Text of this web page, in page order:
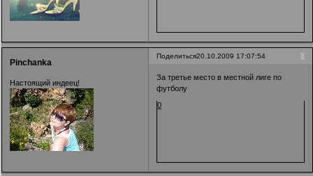
Поделиться 8
20.10.2009 17:07:54
Pinchanka
Настоящий индеец!
За третье место в местной лиге по
футболу
0